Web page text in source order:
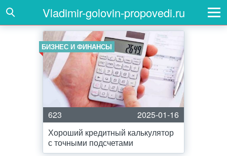
Vladimir-golovin-propovedi.ru
БИЗНЕС И ФИНАНСЫ
623
2025-01-16
Хороший кредитный калькулятор
с точными подсчетами